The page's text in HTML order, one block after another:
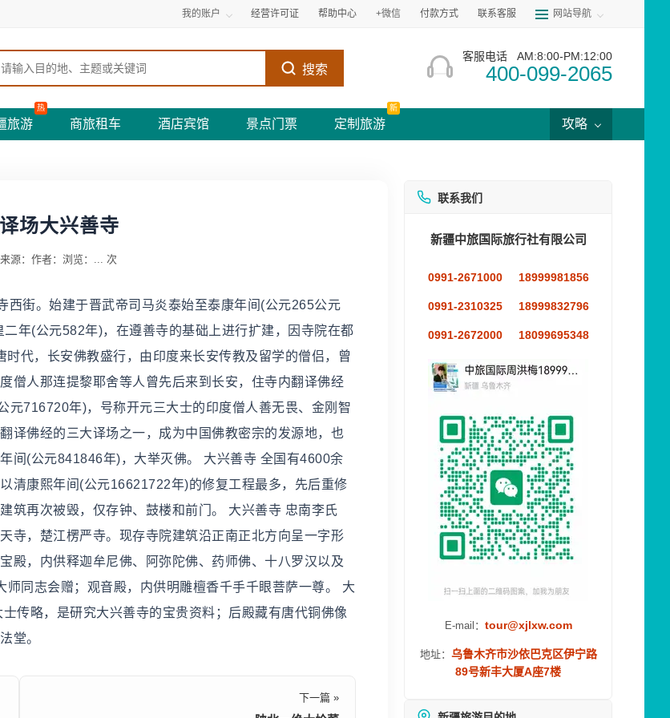
我的账户 经营许可证 帮助中心 +微信 付款方式 联系客服 网站导航
搜索
客服电话 AM:8:00-PM:12:00
400-099-2065
旅游
热
商旅租车 酒店宾馆 景点门票 定制旅游
新
攻略
场大兴善寺
来源： 作者： 浏览： ... 次
街。始建于晋武帝司马炎泰始至泰康年间(公元265公元
年(公元582年)，在遵善寺的基础上进行扩建，因寺院在都
代，长安佛教盛行，由印度来长安传教及留学的僧侣，曾
僧人那连提黎耶舍等人曾先后来到长安，住寺内翻译佛经
716720年)，号称开元三大士的印度僧人善无畏、金刚智
译佛经的三大译场之一，成为中国佛教密宗的发源地，也
间(公元841846年)，大举灭佛。 大兴善寺 全国有4600余
清康熙年间(公元16621722年)的修复工程最多，先后重修
筑再次被毁，仅存钟、鼓楼和前门。 大兴善寺 忠南李氏
寺，楚江楞严寺。现存寺院建筑沿正南正北方向呈一字形
殿，内供释迦牟尼佛、阿弥陀佛、药师佛、十八罗汉以及
同志会赠；观音殿，内供明雕檀香千手千眼菩萨一尊。 大
传略，是研究大兴善寺的宝贵资料；后殿藏有唐代铜佛像
堂。
下一篇 »
联系我们
新疆中旅国际旅行社有限公司
0991-2671000 18999981856
0991-2310325 18999832796
0991-2672000 18099695348
E-mail： tour@xjlxw.com
地址： 乌鲁木齐市沙依巴克区伊宁路
89号新丰大厦A座7楼